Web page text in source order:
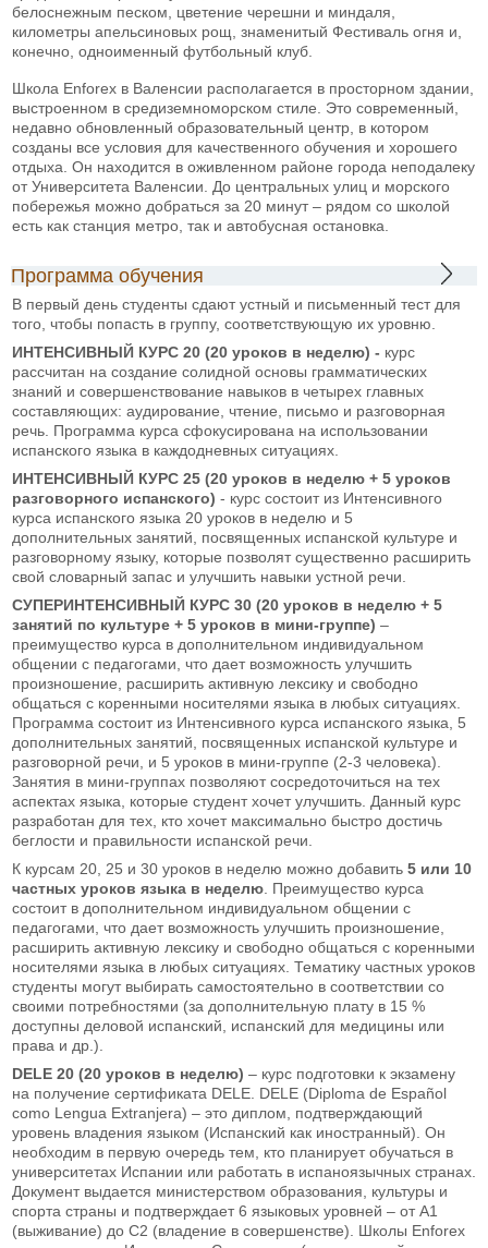
белоснежным песком, цветение черешни и миндаля,
километры апельсиновых рощ, знаменитый Фестиваль огня и,
конечно, одноименный футбольный клуб.
Школа Enforex в Валенсии располагается в просторном здании,
выстроенном в средиземноморском стиле. Это современный,
недавно обновленный образовательный центр, в котором
созданы все условия для качественного обучения и хорошего
отдыха. Он находится в оживленном районе города неподалеку
от Университета Валенсии. До центральных улиц и морского
побережья можно добраться за 20 минут – рядом со школой
есть как станция метро, так и автобусная остановка.
Программа обучения
В первый день студенты сдают устный и письменный тест для
того, чтобы попасть в группу, соответствующую их уровню.
ИНТЕНСИВНЫЙ КУРС 20 (20 уроков в неделю) - курс
рассчитан на создание солидной основы грамматических
знаний и совершенствование навыков в четырех главных
составляющих: аудирование, чтение, письмо и разговорная
речь. Программа курса сфокусирована на использовании
испанского языка в каждодневных ситуациях.
ИНТЕНСИВНЫЙ КУРС 25 (20 уроков в неделю + 5 уроков
разговорного испанского) - курс состоит из Интенсивного
курса испанского языка 20 уроков в неделю и 5
дополнительных занятий, посвященных испанской культуре и
разговорному языку, которые позволят существенно расширить
свой словарный запас и улучшить навыки устной речи.
СУПЕРИНТЕНСИВНЫЙ КУРС 30 (20 уроков в неделю + 5
занятий по культуре + 5 уроков в мини-группе) –
преимущество курса в дополнительном индивидуальном
общении с педагогами, что дает возможность улучшить
произношение, расширить активную лексику и свободно
общаться с коренными носителями языка в любых ситуациях.
Программа состоит из Интенсивного курса испанского языка, 5
дополнительных занятий, посвященных испанской культуре и
разговорной речи, и 5 уроков в мини-группе (2-3 человека).
Занятия в мини-группах позволяют сосредоточиться на тех
аспектах языка, которые студент хочет улучшить. Данный курс
разработан для тех, кто хочет максимально быстро достичь
беглости и правильности испанской речи.
К курсам 20, 25 и 30 уроков в неделю можно добавить 5 или 10
частных уроков языка в неделю. Преимущество курса
состоит в дополнительном индивидуальном общении с
педагогами, что дает возможность улучшить произношение,
расширить активную лексику и свободно общаться с коренными
носителями языка в любых ситуациях. Тематику частных уроков
студенты могут выбирать самостоятельно в соответствии со
своими потребностями (за дополнительную плату в 15 %
доступны деловой испанский, испанский для медицины или
права и др.).
DELE 20 (20 уроков в неделю) – курс подготовки к экзамену
на получение сертификата DELE. DELE (Diploma de Español
como Lengua Extranjera) – это диплом, подтверждающий
уровень владения языком (Испанский как иностранный). Он
необходим в первую очередь тем, кто планирует обучаться в
университетах Испании или работать в испаноязычных странах.
Документ выдается министерством образования, культуры и
спорта страны и подтверждает 6 языковых уровней – от А1
(выживание) до С2 (владение в совершенстве). Школы Enforex